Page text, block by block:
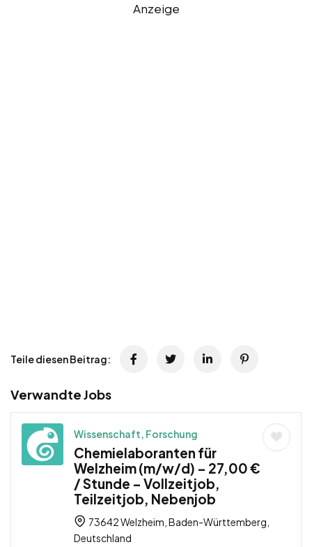
Anzeige
Teile diesen Beitrag:
Verwandte Jobs
Wissenschaft, Forschung
Chemielaboranten für
Welzheim (m/w/d) – 27,00 €
/ Stunde – Vollzeitjob,
Teilzeitjob, Nebenjob
73642 Welzheim, Baden-Württemberg,
Deutschland